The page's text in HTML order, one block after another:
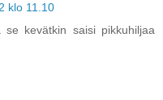
klo 11.10
kevätkin saisi pikkuhiljaa